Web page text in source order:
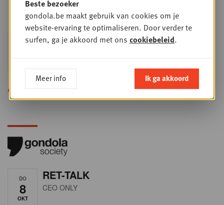
DO
Sales & nego Summit
Alle opleidingen
DO
8
OKT
RET-TALK
CEO ONLY
Beste bezoeker
gondola.be maakt gebruik van cookies om je
website-ervaring te optimaliseren. Door verder te
surfen, ga je akkoord met ons cookiebeleid.
Meer info Ik ga akkoord